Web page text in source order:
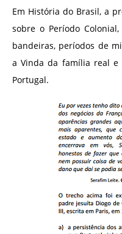
Em História do Brasil, a
sobre o Período
bandeiras, períodos de
a Vinda da família real e
Portugal.